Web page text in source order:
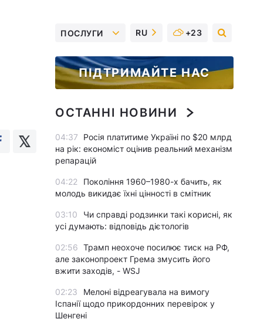
ПОСЛУГИ RU +23
ПІДТРИМАЙТЕ НАС
ОСТАННІ НОВИНИ
04:37
Росія платитиме Україні по $20 млрд
на рік: економіст оцінив реальний механізм
репарацій
04:22
Покоління 1960–1980-х бачить, як
молодь викидає їхні цінності в смітник
03:10
Чи справді родзинки такі корисні, як
усі думають: відповідь дієтологів
02:56 Трамп неохоче посилює тиск на РФ,
але законопроект Грема змусить його
вжити заходів, - WSJ
02:23
Мелоні відреагувала на вимогу
Іспанії щодо прикордонних перевірок у
Шенгені